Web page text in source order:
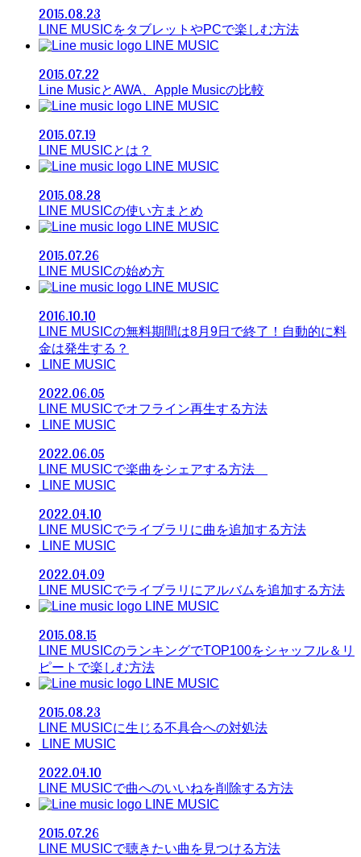
2015.08.23
LINE MUSICをタブレットやPCで楽しむ方法
LINE MUSIC
2015.07.22
Line MusicとAWA、Apple Musicの比較
LINE MUSIC
2015.07.19
LINE MUSICとは？
LINE MUSIC
2015.08.28
LINE MUSICの使い方まとめ
LINE MUSIC
2015.07.26
LINE MUSICの始め方
LINE MUSIC
2016.10.10
LINE MUSICの無料期間は8月9日で終了！自動的に料
金は発生する？
LINE MUSIC
2022.06.05
LINE MUSICでオフライン再生する方法
LINE MUSIC
2022.06.05
LINE MUSICで楽曲をシェアする方法
LINE MUSIC
2022.04.10
LINE MUSICでライブラリに曲を追加する方法
LINE MUSIC
2022.04.09
LINE MUSICでライブラリにアルバムを追加する方法
LINE MUSIC
2015.08.15
LINE MUSICのランキングでTOP100をシャッフル＆リ
ピートで楽しむ方法
LINE MUSIC
2015.08.23
LINE MUSICに生じる不具合への対処法
LINE MUSIC
2022.04.10
LINE MUSICで曲へのいいねを削除する方法
LINE MUSIC
2015.07.26
LINE MUSICで聴きたい曲を見つける方法